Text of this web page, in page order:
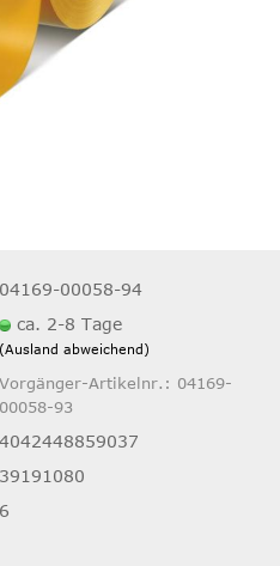
04169-00058-94
ca. 2-8 Tage
(Ausland abweichend)
Vorgänger-Artikelnr.: 04169-
00058-93
4042448859037
39191080
6